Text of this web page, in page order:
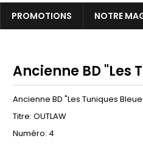
PROMOTIONS NOTRE
Ancienne BD "Les
Ancienne BD "Les Tuniques
Titre: OUTLAW
Numéro: 4